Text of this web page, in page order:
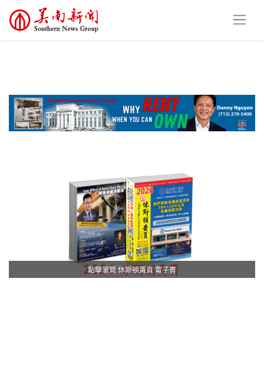
點擊瀏覽 休斯頓黃頁 電子書